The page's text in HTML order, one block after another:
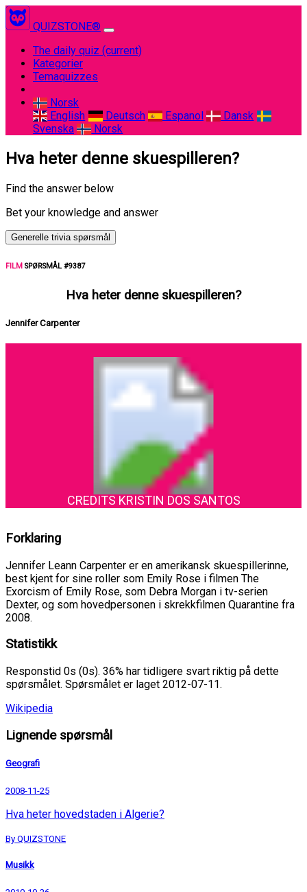
QUIZSTONE®
The daily quiz (current)
Kategorier
Temaquizzes
Norsk
English
Deutsch Espanol
Dansk
Svenska
Norsk
Hva heter denne skuespilleren?
Find the answer below
Bet your knowledge and answer
Generelle trivia spørsmål
FILM SPØRSMÅL #9387
Hva heter denne skuespilleren?
Jennifer Carpenter
CREDITS KRISTIN DOS SANTOS
Forklaring
Jennifer Leann Carpenter er en amerikansk skuespillerinne,
best kjent for sine roller som Emily Rose i filmen The
Exorcism of Emily Rose, som Debra Morgan i tv-serien
Dexter, og som hovedpersonen i skrekkfilmen Quarantine fra
2008.
Statistikk
Responstid 0s (0s). 36% har tidligere svart riktig på dette
spørsmålet. Spørsmålet er laget 2012-07-11.
Wikipedia
Lignende spørsmål
Geografi
2008-11-25
Hva heter hovedstaden i Algerie?
By QUIZSTONE
Musikk